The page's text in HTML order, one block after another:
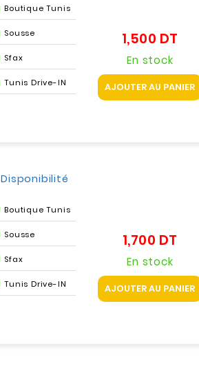
Boutique Tunis
Sousse
Sfax
Tunis Drive-IN
1,500 DT
En stock
AJOUTER AU PANIER
Disponibilité
Boutique Tunis
Sousse
Sfax
Tunis Drive-IN
1,700 DT
En stock
AJOUTER AU PANIER